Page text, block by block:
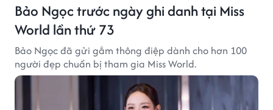
Bảo Ngọc trước ngày ghi danh tại Miss
World lần thứ 73
Bảo Ngọc đã gửi gắm thông điệp dành cho hơn 100
người đẹp chuẩn bị tham gia Miss World.